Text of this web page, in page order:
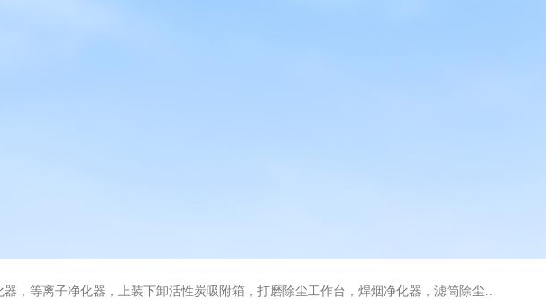
子净化器，上装下卸活性炭吸附箱，打磨除尘工作台，焊烟净化器，滤筒除尘器，旋风除尘器，除尘设备配件，喷淋塔